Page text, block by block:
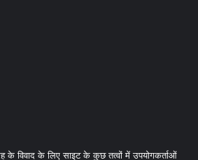
के विवाद के लिए साइट के कुछ तत्वों में उपयोगकर्ताओं